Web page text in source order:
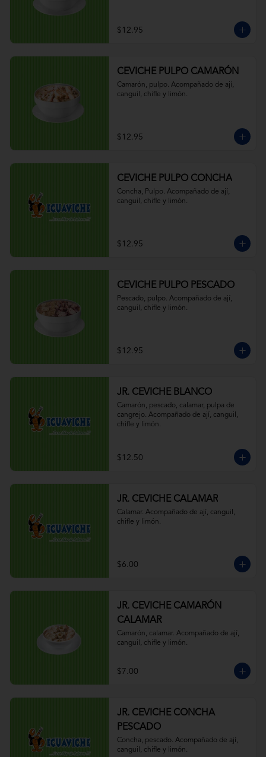
$12.95
CEVICHE PULPO CAMARÓN
Camarón, pulpo. Acompañado de ají,
canguil, chifle y limón.
$12.95
CEVICHE PULPO CONCHA
Concha, Pulpo. Acompañado de ají,
canguil, chifle y limón.
$12.95
CEVICHE PULPO PESCADO
Pescado, pulpo. Acompañado de ají,
canguil, chifle y limón.
$12.95
JR. CEVICHE BLANCO
Camarón, pescado, calamar, pulpa de
cangrejo. Acompañado de ají, canguil,
chifle y limón.
$12.50
JR. CEVICHE CALAMAR
Calamar. Acompañado de ají, canguil,
chifle y limón.
$6.00
JR. CEVICHE CAMARÓN
CALAMAR
Camarón, calamar. Acompañado de ají,
canguil, chifle y limón.
$7.00
JR. CEVICHE CONCHA
PESCADO
Concha, pescado. Acompañado de ají,
canguil, chifle y limón.